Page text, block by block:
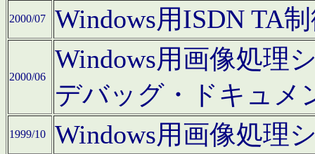
2000/07 Windows用ISDN TA
2000/06
Windows用画像処理
デバッグ・ドキュメ
1999/10 Windows用画像処理